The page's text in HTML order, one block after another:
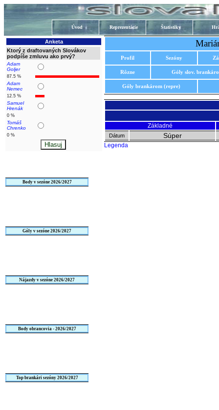
Úvod Reprezentácie Štatistiky
Anketa
Ktorý z draftovaných Slovákov
podpíše zmluvu ako prvý?
Adam
Goljer
87.5 %
Adam
Nemec
12.5 %
Samuel
Hrenák
0 %
Tomáš
Chrenko
0 %
Body v sezóne 2026/2027
Góly v sezóne 2026/2027
Nájazdy v sezóne 2026/2027
Body obrancovia - 2026/2027
Top brankári sezóny 2026/2027
Profil Sezóny
Rôzne Góly slov.
Góly brankárom (repre)
Základné
Dátum Súper
Legenda